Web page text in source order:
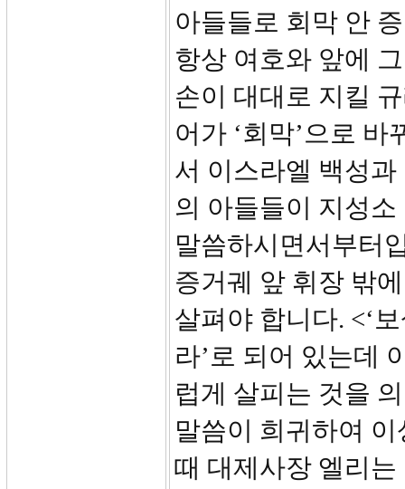
아들들로 회막 안
항상 여호와 앞에
손이 대대로 지킬
어가 ‘회막’으로
서 이스라엘 백성
의 아들들이 지성
말씀하시면서부터
증거궤 앞 휘장 밖
살펴야 합니다. <‘
라’로 되어 있는데
럽게 살피는 것을
말씀이 희귀하여
때 대제사장 엘리